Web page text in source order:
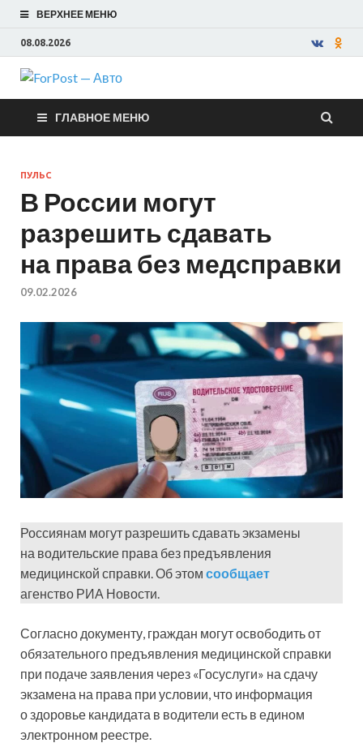
ВЕРХНЕЕ МЕНЮ
08.08.2026
ForPost —
Авто
ГЛАВНОЕ МЕНЮ
ПУЛЬС
В России могут
разрешить сдавать
на права без медсправки
09.02.2026
Россиянам могут разрешить сдавать экзамены
на водительские права без предъявления
медицинской справки. Об этом сообщает
агенство РИА Новости.
Согласно документу, граждан могут освободить от
обязательного предъявления медицинской справки
при подаче заявления через «Госуслуги» на сдачу
экзамена на права при условии, что информация
о здоровье кандидата в водители есть в едином
электронном реестре.